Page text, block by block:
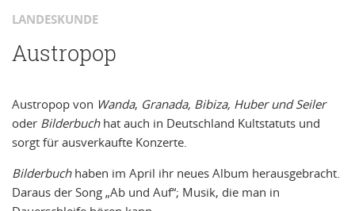
LANDESKUNDE
Austropop
Austropop von Wanda, Granada, Bibiza, Huber und Seiler
oder Bilderbuchhat auch in Deutschland Kultstatuts und
sorgt für ausverkaufte Konzerte.
Bilderbuchhaben im April ihr neues Album herausgebracht.
Daraus der Song „Ab und Auf“; Musik, die man in